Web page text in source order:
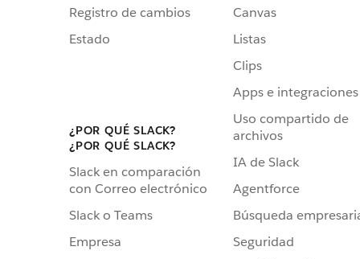
Registro de cambios
Estado
¿POR QUÉ SLACK?
¿POR QUÉ SLACK?
Slack en comparación
con Correo electrónico
Slack o Teams
Empresa
Canvas
Listas
Clips
Apps e integraciones
Uso compartido de
archivos
IA de Slack
Agentforce
Búsqueda
Seguridad